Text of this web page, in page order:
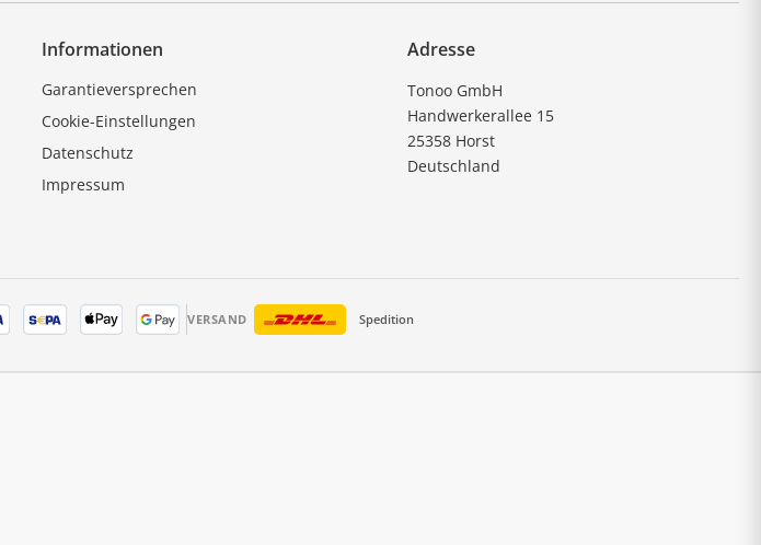
Informationen
Garantieversprechen
Cookie-Einstellungen
Datenschutz
Impressum
Adresse
Tonoo GmbH
Handwerkerallee 15
25358 Horst
Deutschland
VERSAND Spedition